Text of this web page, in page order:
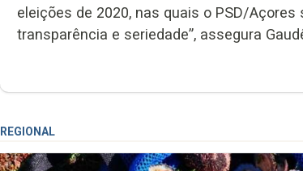
eleições de 2020, nas quais o PSD/
transparência e seriedade”, assegura
REGIONAL